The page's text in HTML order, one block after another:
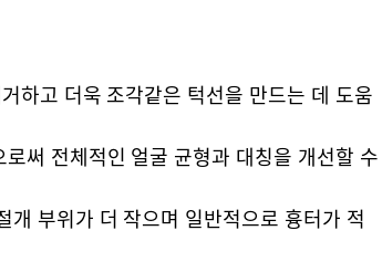
하고 더욱 조각같은 턱선을 만드는 데 도움
써 전체적인 얼굴 균형과 대칭을 개선할 수
부위가 더 작으며 일반적으로 흉터가 적